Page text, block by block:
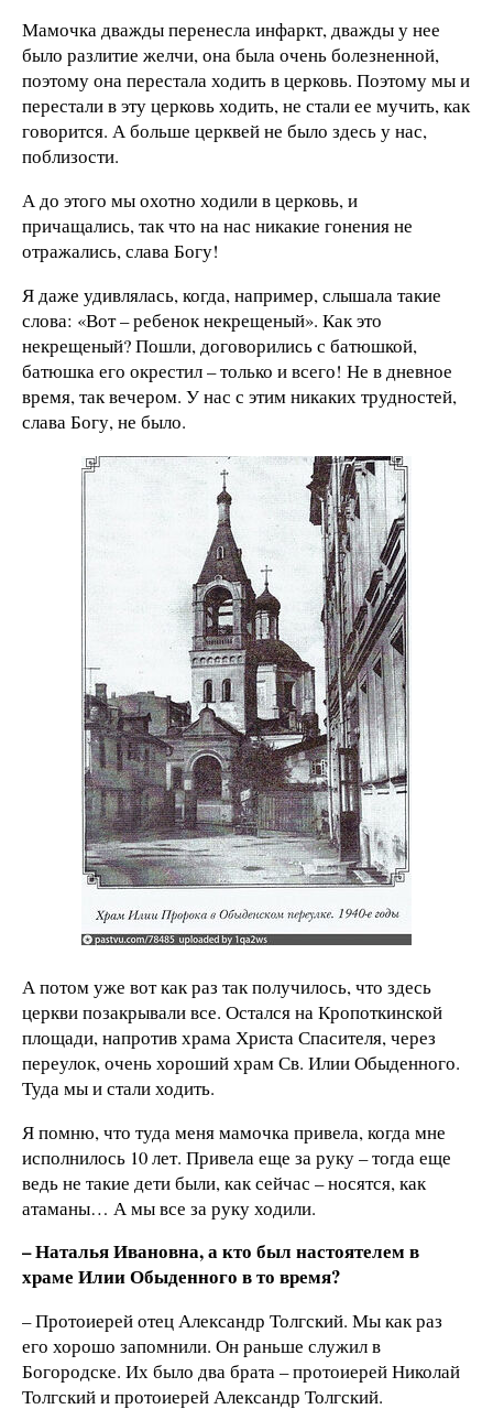
Мамочка дважды перенесла инфаркт, дважды у нее
было разлитие желчи, она была очень болезненной,
поэтому она перестала ходить в церковь. Поэтому мы и
перестали в эту церковь ходить, не стали ее мучить, как
говорится. А больше церквей не было здесь у нас,
поблизости.
А до этого мы охотно ходили в церковь, и
причащались, так что на нас никакие гонения не
отражались, слава Богу!
Я даже удивлялась, когда, например, слышала такие
слова: «Вот – ребенок некрещеный». Как это
некрещеный? Пошли, договорились с батюшкой,
батюшка его окрестил – только и всего! Не в дневное
время, так вечером. У нас с этим никаких трудностей,
слава Богу, не было.
А потом уже вот как раз так получилось, что здесь
церкви позакрывали все. Остался на Кропоткинской
площади, напротив храма Христа Спасителя, через
переулок, очень хороший храм Св. Илии Обыденного.
Туда мы и стали ходить.
Я помню, что туда меня мамочка привела, когда мне
исполнилось 10 лет. Привела еще за руку – тогда еще
ведь не такие дети были, как сейчас – носятся, как
атаманы… А мы все за руку ходили.
– Наталья Ивановна, а кто был настоятелем в
храме Илии Обыденного в то время?
– Протоиерей отец Александр Толгский. Мы как раз
его хорошо запомнили. Он раньше служил в
Богородске. Их было два брата – протоиерей Николай
Толгский и протоиерей Александр Толгский.